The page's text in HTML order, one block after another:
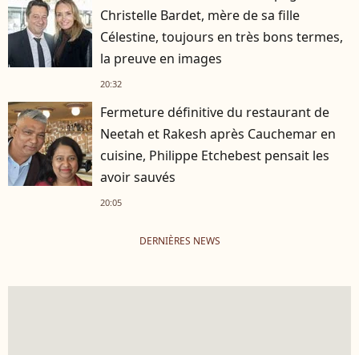
Christelle Bardet, mère de sa fille
Célestine, toujours en très bons termes,
la preuve en images
20:32
Fermeture définitive du restaurant de
Neetah et Rakesh après Cauchemar en
cuisine, Philippe Etchebest pensait les
avoir sauvés
20:05
DERNIÈRES NEWS